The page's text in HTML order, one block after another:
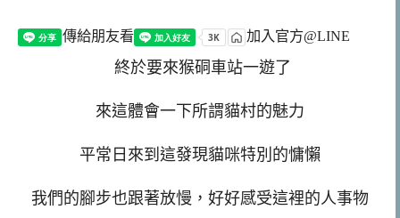
傳給朋友看 加入官方@LINE
終於要來猴硐車站一遊了
來這體會一下所謂貓村的魅力
平常日來到這發現貓咪特別的慵懶
我們的腳步也跟著放慢，好好感受這裡的人事物